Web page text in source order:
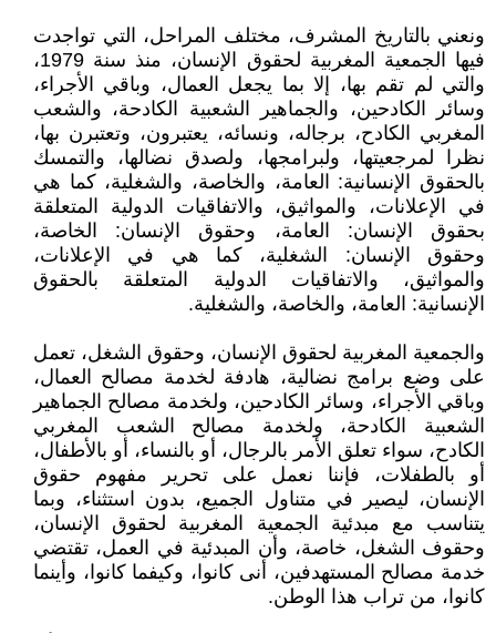
ونعني بالتاريخ المشرف، مختلف المراحل، التي تواجدت
فيها الجمعية المغربية لحقوق الإنسان، منذ سنة 1979،
والتي لم تقم بها، إلا بما يجعل العمال، وباقي الأجراء،
وسائر الكادحين، والجماهير الشعبية الكادحة، والشعب
المغربي الكادح، برجاله، ونسائه، يعتبرون، وتعتبرن بها،
نظرا لمرجعيتها، ولبرامجها، ولصدق نضالها، والتمسك
بالحقوق الإنسانية: العامة، والخاصة، والشغلية، كما هي
في الإعلانات، والمواثيق، والاتفاقيات الدولية المتعلقة
بحقوق الإنسان: العامة، وحقوق الإنسان: الخاصة،
وحقوق الإنسان: الشغلية، كما هي في الإعلانات،
والمواثيق، والاتفاقيات الدولية المتعلقة بالحقوق
الإنسانية: العامة، والخاصة، والشغلية.
والجمعية المغربية لحقوق الإنسان، وحقوق الشغل، تعمل
على وضع برامج نضالية، هادفة لخدمة مصالح العمال،
وباقي الأجراء، وسائر الكادحين، ولخدمة مصالح الجماهير
الشعبية الكادحة، ولخدمة مصالح الشعب المغربي
الكادح، سواء تعلق الأمر بالرجال، أو بالنساء، أو بالأطفال،
أو بالطفلات، فإننا نعمل على تحرير مفهوم حقوق
الإنسان، ليصير في متناول الجميع، بدون استثناء، وبما
يتناسب مع مبدئية الجمعية المغربية لحقوق الإنسان،
وحقوف الشغل، خاصة، وأن المبدئية في العمل، تقتضي
خدمة مصالح المستهدفين، أنى كانوا، وكيفما كانوا، وأينما
كانوا، من تراب هذا الوطن.